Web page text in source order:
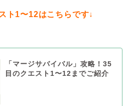
ト1〜12はこちらです↓
「マージサバイバル」攻略！35
目のクエスト1〜12までご紹介